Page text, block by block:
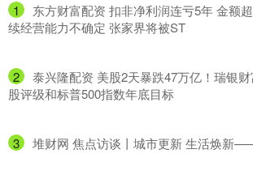
1
东方财富配资 扣非净利润连亏5年 金额
续经营能力不确定 张家界将被ST
2
泰兴隆配资 美股2天暴跌47万亿！瑞银
股评级和标普500指数年底目标
3 堆财网 焦点访谈丨城市更新 生活焕新